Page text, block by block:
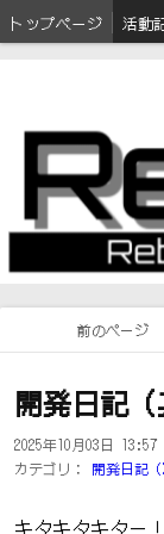
トップページ 活動
前のページ
開発日記（
2025年10月03日 13:57
カテゴリ：
開発日記（
キタキタキター！